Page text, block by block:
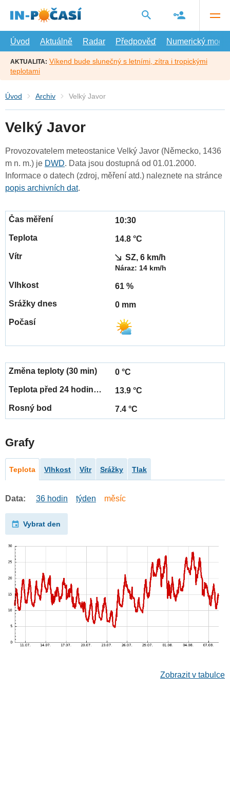
hlavní
Úvod
Aktuálně Radar Předpověď Numerický model
AKTUALITA: Víkend bude slunečný s letními, zítra i tropickými
teplotami
Úvod Archiv Velký Javor
Velký Javor
Provozovatelem meteostanice Velký Javor (Německo, 1436
m n. m.) je DWD. Data jsou dostupná od 01.01.2000.
Informace o datech (zdroj, měření atd.) naleznete na stránce
popis archivních dat.
10:30
14.8 °C
SZ, 6 km/h
Náraz: 14 km/h
61 %
0 mm
0 °C
13.9 °C
7.4 °C
Grafy
Teplota Vlhkost Vítr Srážky Tlak
Data: 36 hodin týden měsíc
Vybrat den
Zobrazit v tabulce